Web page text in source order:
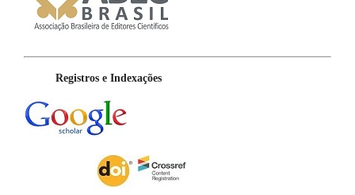
Registros e Indexações